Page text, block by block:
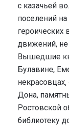
с казачьей
поселений
героических
движений, не
Вышедшие
Булавине,
некрасовцах,
Дона,
Ростовской
библиотеку